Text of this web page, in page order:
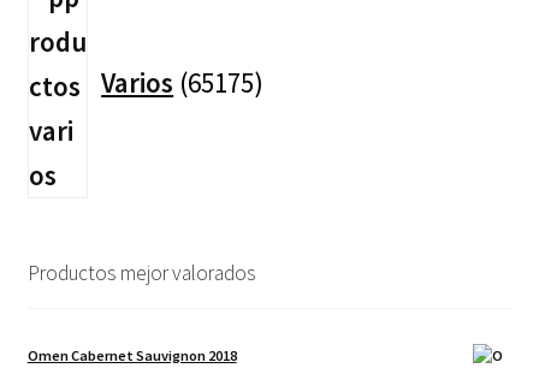
Varios 65175
Productos mejor valorados
Omen Cabernet Sauvignon 2018